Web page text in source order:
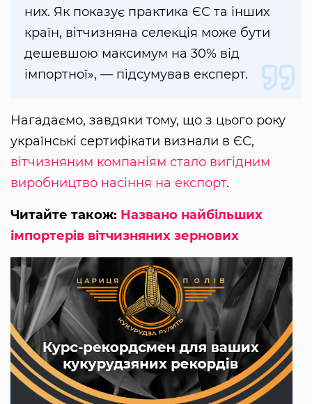
них. Як показує практика ЄС та інших
країн, вітчизняна селекція може бути
дешевшою максимум на 30% від
імпортної», — підсумував експерт.
Нагадаємо, завдяки тому, що з цього року
українські сертифікати визнали в ЄС,
вітчизняним компаніям стало вигідним
виробництво насіння на експорт.
Читайте також: Названо найбільших
імпортерів вітчизняних зернових